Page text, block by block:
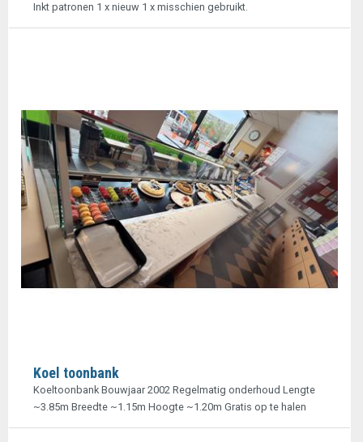
Inkt patronen 1 x nieuw 1 x misschien gebruikt.
Koel toonbank
Koeltoonbank Bouwjaar 2002 Regelmatig onderhoud Lengte
~3.85m Breedte ~1.15m Hoogte ~1.20m Gratis op te halen